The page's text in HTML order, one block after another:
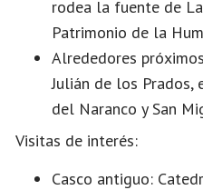
rodea la fuente de
Patrimonio de la
Alrededores
Julián de los Prados,
del Naranco y San
Visitas de interés:
Casco antiguo: